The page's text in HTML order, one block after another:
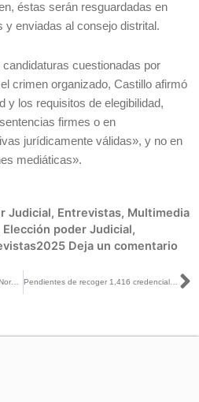
éstas serán resguardadas en
y enviadas al consejo distrital.
cuestionadas por
crimen organizado, Castillo afirmó
y los requisitos de elegibilidad,
firmes o en
jurídicamente válidas», y no en
mediáticas».
Judicial, Entrevistas, Multimedia
Elección poder Judicial,
Deja un comentario
Entrevista de la Consejera Electoral Norma De La Cruz con Ángel Cabrera para 24-Horas Pendientes de recoger 1,416 credenciales para votar; 30 de mayo, plazo límite para acudir por ellas: INE Tlaxcala